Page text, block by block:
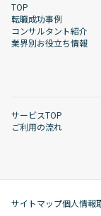
TOP
転職成功事例
コンサルタント紹介
業界別お役立ち情報
サービスTOP
ご利用の流れ
サイトマップ個人情報